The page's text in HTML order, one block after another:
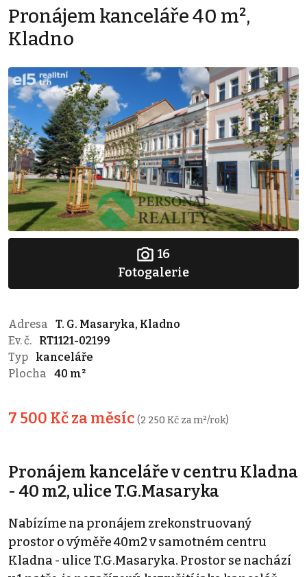
Pronájem kanceláře 40 m²,
Kladno
16
Fotogalerie
Adresa
T. G. Masaryka, Kladno
Ev. č.
RT1121-02199
Typ
kanceláře
Plocha
40 m²
7 500 Kč za měsíc (2 250 Kč za m²/rok)
Pronájem kanceláře v centru Kladna
- 40 m2, ulice T.G.Masaryka
Nabízíme na pronájem zrekonstruovaný
prostor o výměře 40m2 v samotném centru
Kladna - ulice T.G.Masaryka. Prostor se nachází